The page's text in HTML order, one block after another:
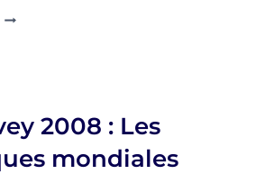
MODÈLE
2008 : Les
mondiales